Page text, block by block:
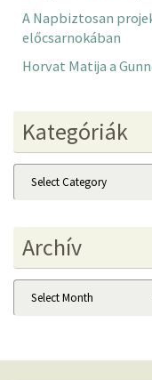
A Napbiztosan
előcsarnokában
Horvat Matija a
Kategóriák
Kategóriák
Archív
Archív